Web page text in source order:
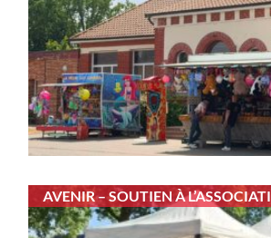
AVENIR – SOUTIEN À